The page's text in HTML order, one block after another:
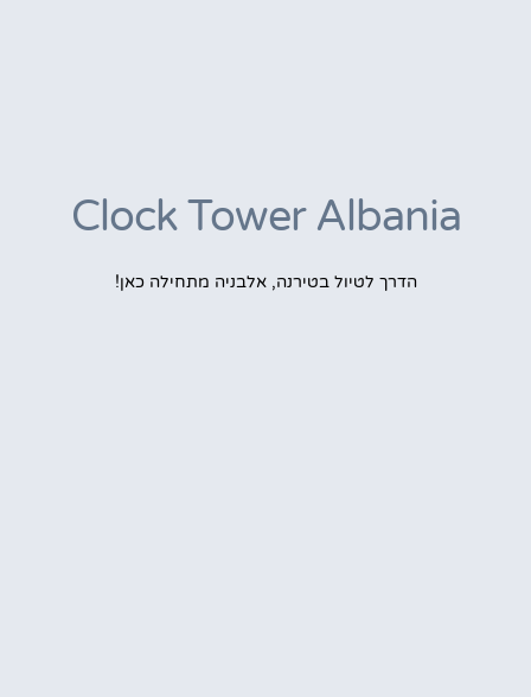
Clock Tower Albania
הדרך לטיול בטירנה, אלבניה מתחילה כאן!